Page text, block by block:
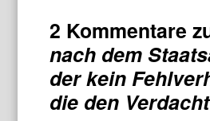
2 Kommentare
nach dem
der kein
die den